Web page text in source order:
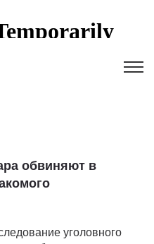
обвиняют в
уголовного